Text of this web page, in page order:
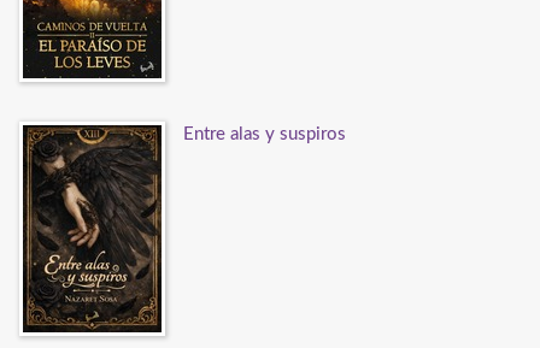
Entre alas y suspiros